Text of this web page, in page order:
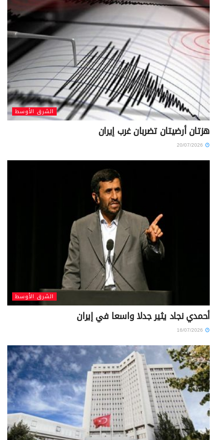
الشرق الأوسط
هزتان أرضيتان تضربان غرب إيران
الشرق الأوسط
أحمدي نجاد يثير جدلا واسعا في إيران